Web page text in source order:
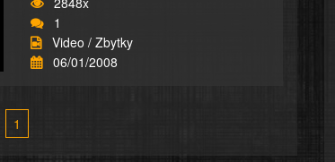
1
Video / Zbytky
06/01/2008
1